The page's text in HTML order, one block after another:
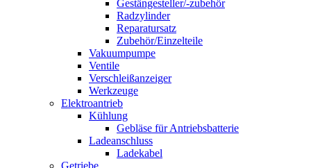
Gestängesteller/-zubehör
Radzylinder
Reparatursatz
Zubehör/Einzelteile
Vakuumpumpe
Ventile
Verschleißanzeiger
Werkzeuge
Elektroantrieb
Kühlung
Gebläse für Antriebsbatterie
Ladeanschluss
Ladekabel
Getriebe